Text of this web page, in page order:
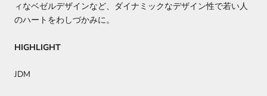
ィなベゼルデザインなど、ダイナミックなデザイン性で若い人
のハートをわしづかみに。
HIGHLIGHT
JDM